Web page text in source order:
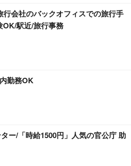
行会社のバックオフィスでの旅行手
OK/駅近/旅行事務
勤務OK
ー/「時給1500円」人気の官公庁 助